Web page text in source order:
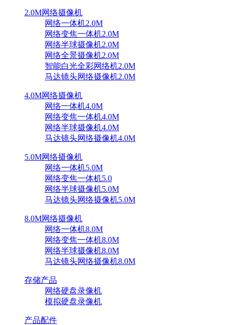
2.0M网络摄像机
网络一体机2.0M
网络变焦一体机2.0M
网络半球摄像机2.0M
网络全景摄像机2.0M
智能白光全彩网络机2.0M
马达镜头网络摄像机2.0M
4.0M网络摄像机
网络一体机4.0M
网络变焦一体机4.0M
网络半球摄像机4.0M
马达镜头网络摄像机4.0M
5.0M网络摄像机
网络一体机5.0M
网络变焦一体机5.0
网络半球摄像机5.0M
马达镜头网络摄像机5.0M
8.0M网络摄像机
网络一体机8.0M
网络变焦一体机8.0M
网络半球摄像机8.0M
马达镜头网络摄像机8.0M
存储产品
网络硬盘录像机
模拟硬盘录像机
产品配件